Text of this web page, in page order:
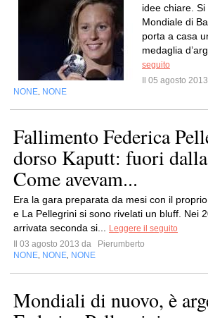
idee chiare.
Mondiale di
porta a casa
medaglia
seguito
Il 05 agosto
NONE NONE
Fallimento Federica
dorso Kaputt: fuori
Come avevam...
Era la gara preparata da mesi con il
e La Pellegrini si sono rivelati un bluff. Nei
arrivata seconda si...
Leggere il seguito
Il 03 agosto 2013 da
Pierumberto
NONE NONE NONE
Mondiali di nuovo, è